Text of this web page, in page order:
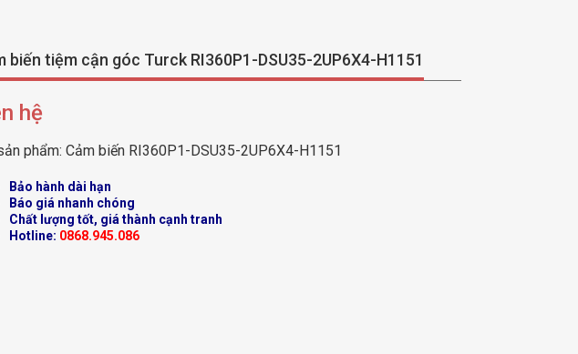
biến tiệm cận góc Turck RI360P1-DSU35-2UP6X4-H1151
hệ
phẩm: Cảm biến RI360P1-DSU35-2UP6X4-H1151
Bảo hành dài hạn
Báo giá nhanh chóng
Chất lượng tốt, giá thành cạnh tranh
Hotline: 0868.945.086